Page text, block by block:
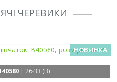
ЧЕРЕВИКИ
НОВИНКА
| 26-33 (B)